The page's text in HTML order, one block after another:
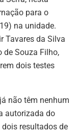
para o
na unidade.
Tavares da Silva
de Souza Filho,
dois testes
não têm nenhum
autorizada do
resultados de